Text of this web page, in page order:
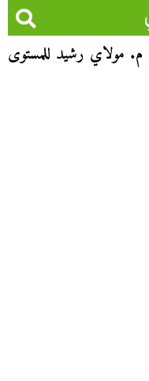
م. مولاي رشيد للمستوى